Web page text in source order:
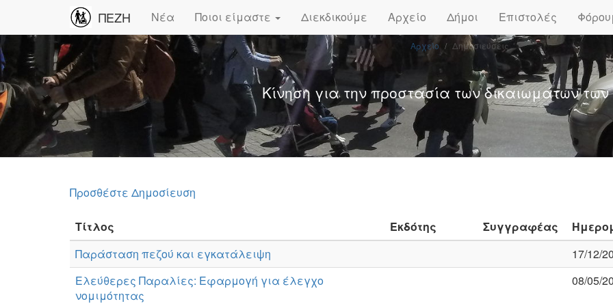
ΠΕΖΗ Νέα Ποιοι είμαστε Διεκδικούμε Αρχείο Δήμοι Επιστολές
Αρχείο Δημοσιεύσεις
Κίνηση για την προστασία των δικαιωμάτων
Προσθέστε Δημοσίευση
Τίτλος Εκδότης Συγγραφέας
Παράσταση πεζού και εγκατάλειψη
17/12/
Ελεύθερες Παραλίες: Εφαρμογή για έλεγχο
νομιμότητας
08/05/